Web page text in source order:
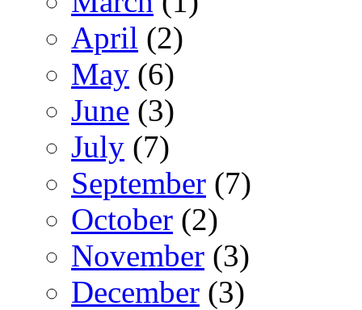
April (2)
May (6)
June (3)
July (7)
September (7)
October (2)
November (3)
December (3)